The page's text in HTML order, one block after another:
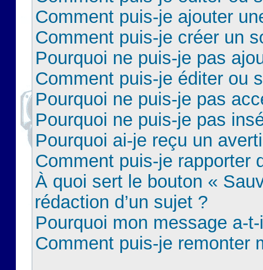
Comment puis-je ajouter
Comment puis-je créer un
Pourquoi ne puis-je pas
Comment puis-je éditer ou
Pourquoi ne puis-je pas
Pourquoi ne puis-je pas
Pourquoi ai-je reçu un
Comment puis-je rapporter
À quoi sert le bouton «
rédaction d’un sujet ?
Pourquoi mon message a-
Comment puis-je remonter